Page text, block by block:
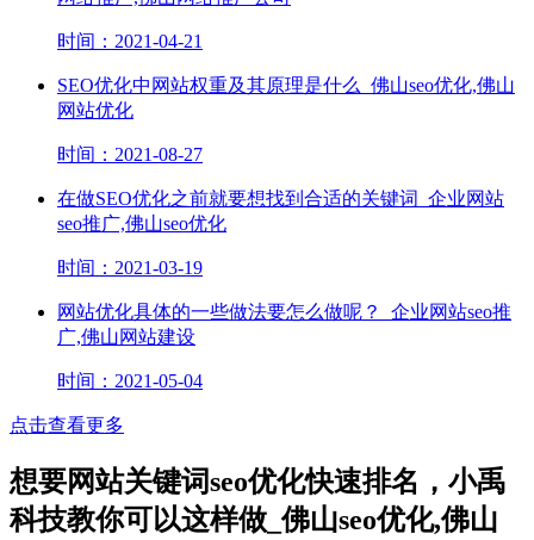
时间：2021-04-21
SEO优化中网站权重及其原理是什么_佛山seo优化,佛山
网站优化
时间：2021-08-27
在做SEO优化之前就要想找到合适的关键词_企业网站
seo推广,佛山seo优化
时间：2021-03-19
网站优化具体的一些做法要怎么做呢？_企业网站seo推
广,佛山网站建设
时间：2021-05-04
点击查看更多
想要网站关键词seo优化快速排名，小禹
科技教你可以这样做_佛山seo优化,佛山